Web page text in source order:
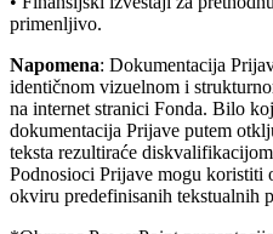
primenljivo.
Napomena: Dokumentacija
identičnom vizuelnom i
na internet stranici Fonda. Bilo
dokumentacija Prijave putem
teksta rezultiraće
Podnosioci Prijave mogu koristiti
okviru predefinisanih tekstualnih